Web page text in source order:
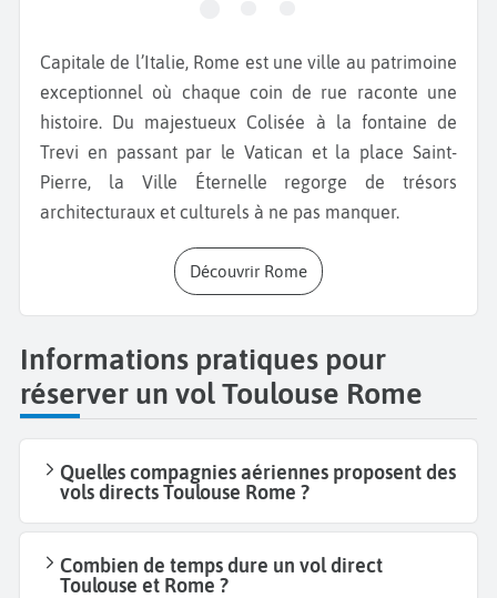
Capitale de l’Italie, Rome est une ville au patrimoine
exceptionnel où chaque coin de rue raconte une
histoire. Du majestueux Colisée à la fontaine de
Trevi en passant par le Vatican et la place Saint-
Pierre, la Ville Éternelle regorge de trésors
architecturaux et culturels à ne pas manquer.
Découvrir Rome
Informations pratiques pour
réserver un vol Toulouse Rome
Quelles compagnies aériennes proposent des
vols directs Toulouse Rome ?
Combien de temps dure un vol direct
Toulouse et Rome ?